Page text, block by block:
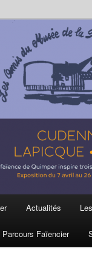
et de la
Actualités
Parcours Faïencier